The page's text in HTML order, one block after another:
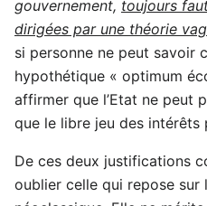
gouvernement, toujours
dirigées par une théorie
si personne ne peut savoir
hypothétique « optimum
affirmer que l’Etat ne peut
que le libre jeu des intérêts
De ces deux justifications
oublier celle qui repose sur